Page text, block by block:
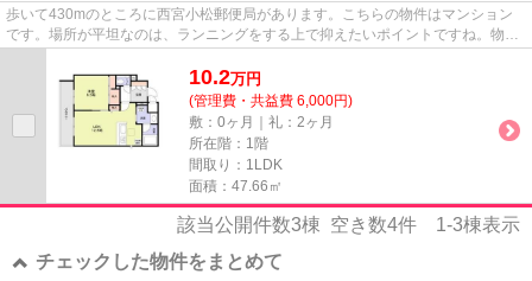
歩いて430mのところに西宮小松郵便局があります。こちらの物件はマンション
です。場所が平坦なのは、ランニングをする上で抑えたいポイントですね。物件
10.2万円
(管理費・共益費 6,000円)
敷：0ヶ月｜礼：2ヶ月
所在階：1階
間取り：1LDK
面積：47.66㎡
該当公開件数3棟 空き数4件 1-3棟表示
チェックした物件をまとめて